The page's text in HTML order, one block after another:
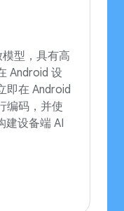
型，具有高
Android 设
即在 Android
编码，并使
建设备端 AI